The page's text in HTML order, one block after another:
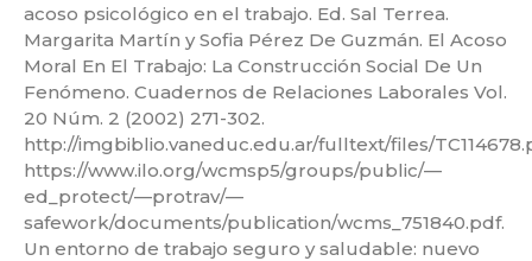
acoso psicológico en el trabajo. Ed. Sal Terrea.
Margarita Martín y Sofia Pérez De Guzmán. El Acoso
Moral En El Trabajo: La Construcción Social De Un
Fenómeno. Cuadernos de Relaciones Laborales Vol.
20 Núm. 2 (2002) 271-302.
http://imgbiblio.vaneduc.edu.ar/fulltext/files/
https://www.ilo.org/wcmsp5/groups/public/—
ed_protect/—protrav/—
safework/documents/publication/wcms_751840.pdf.
Un entorno de trabajo seguro y saludable: nuevo